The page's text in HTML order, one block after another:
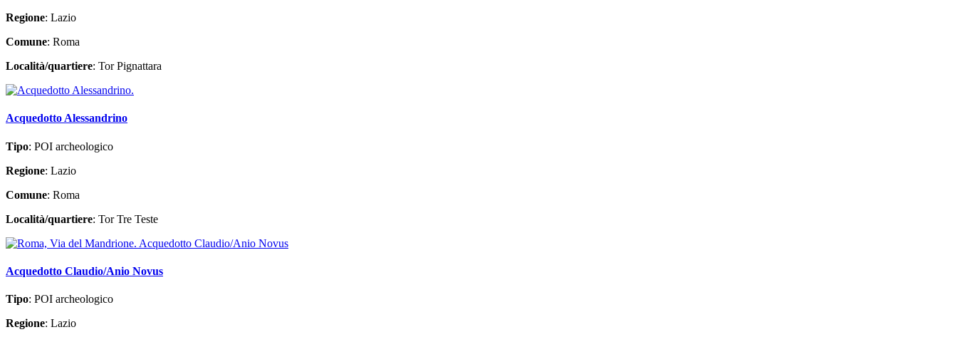
Regione: Lazio
Comune: Roma
Località/quartiere: Tor Pignattara
Acquedotto Alessandrino
Tipo: POI archeologico
Regione: Lazio
Comune: Roma
Località/quartiere: Tor Tre Teste
Acquedotto Claudio/Anio Novus
Tipo: POI archeologico
Regione: Lazio